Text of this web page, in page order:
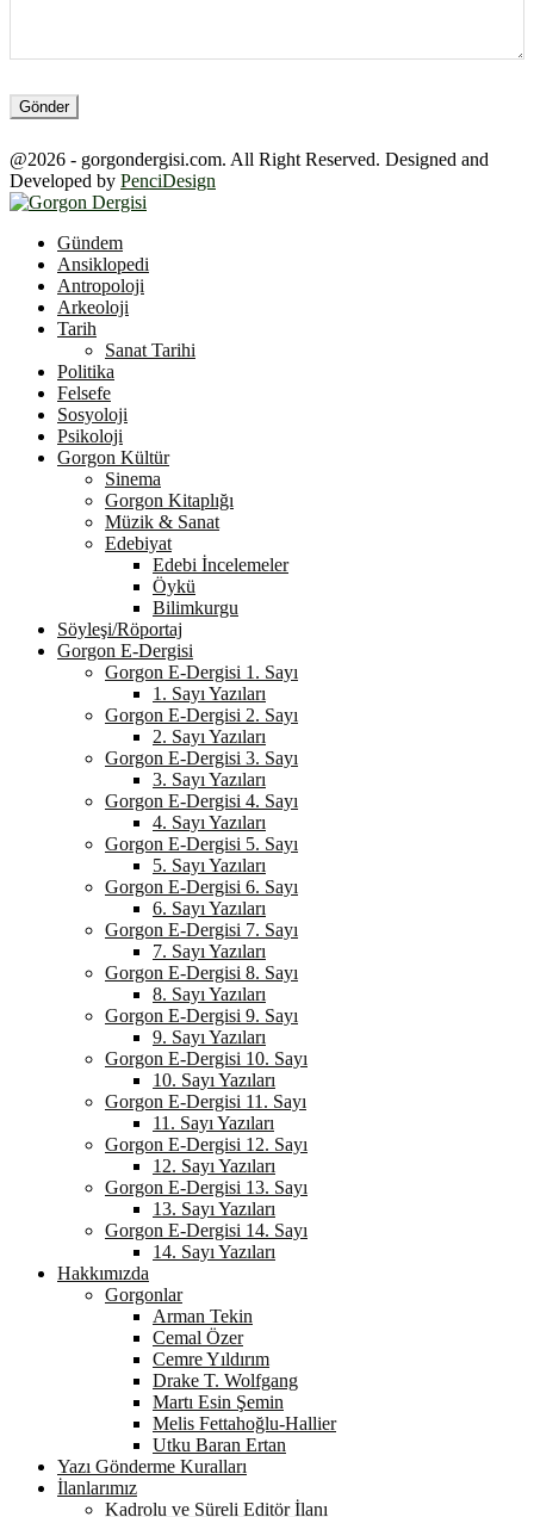
@2026 - gorgondergisi.com. All Right Reserved. Designed and
Developed by PenciDesign
Gündem
Ansiklopedi
Antropoloji
Arkeoloji
Tarih
Sanat Tarihi
Politika
Felsefe
Sosyoloji
Psikoloji
Gorgon Kültür
Sinema
Gorgon Kitaplığı
Müzik & Sanat
Edebiyat
Edebi İncelemeler
Öykü
Bilimkurgu
Söyleşi/Röportaj
Gorgon E-Dergisi
Gorgon E-Dergisi 1. Sayı
1. Sayı Yazıları
Gorgon E-Dergisi 2. Sayı
2. Sayı Yazıları
Gorgon E-Dergisi 3. Sayı
3. Sayı Yazıları
Gorgon E-Dergisi 4. Sayı
4. Sayı Yazıları
Gorgon E-Dergisi 5. Sayı
5. Sayı Yazıları
Gorgon E-Dergisi 6. Sayı
6. Sayı Yazıları
Gorgon E-Dergisi 7. Sayı
7. Sayı Yazıları
Gorgon E-Dergisi 8. Sayı
8. Sayı Yazıları
Gorgon E-Dergisi 9. Sayı
9. Sayı Yazıları
Gorgon E-Dergisi 10. Sayı
10. Sayı Yazıları
Gorgon E-Dergisi 11. Sayı
11. Sayı Yazıları
Gorgon E-Dergisi 12. Sayı
12. Sayı Yazıları
Gorgon E-Dergisi 13. Sayı
13. Sayı Yazıları
Gorgon E-Dergisi 14. Sayı
14. Sayı Yazıları
Hakkımızda
Gorgonlar
Arman Tekin
Cemal Özer
Cemre Yıldırım
Drake T. Wolfgang
Martı Esin Şemin
Melis Fettahoğlu-Hallier
Utku Baran Ertan
Yazı Gönderme Kuralları
İlanlarımız
Kadrolu ve Süreli Editör İlanı